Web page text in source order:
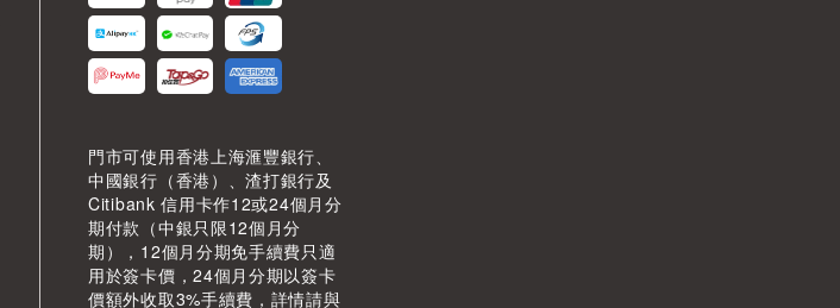
門市可使用香港上海滙豐銀行、
中國銀行（香港）、渣打銀行及
Citibank 信用卡作12或24個月分
期付款（中銀只限12個月分
期），12個月分期免手續費只適
用於簽卡價，24個月分期以簽卡
價額外收取3%手續費，詳情請與